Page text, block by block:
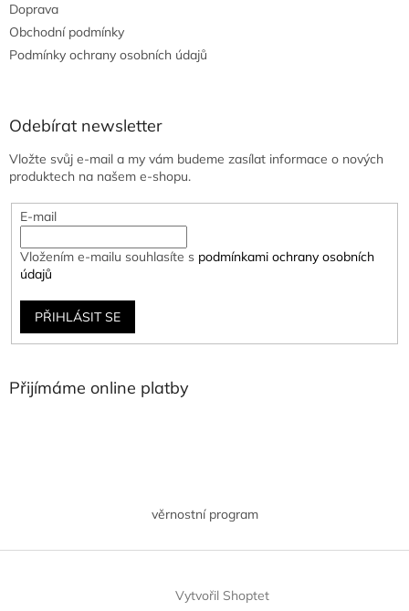
Doprava
Obchodní podmínky
Podmínky ochrany osobních údajů
Odebírat newsletter
Vložte svůj e-mail a my vám budeme zasílat informace o nových
produktech na našem e-shopu.
E-mail
Vložením e-mailu souhlasíte s podmínkami ochrany osobních
údajů
PŘIHLÁSIT SE
Přijímáme online platby
věrnostní program
Vytvořil Shoptet